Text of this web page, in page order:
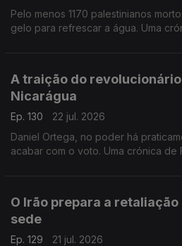
Pelo menos 1170 palestinianos
gelo para refrescar a água. Uma
A traição do
Nicarágua
Ep. 130
22 jul. 2026
Daniel Ortega, no poder há
acabar com o voto. Uma crónica de
O Irão prepara a
sede
Ep. 129
21 jul. 2026